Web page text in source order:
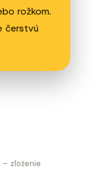
rožkom.
čerstvú
zloženie